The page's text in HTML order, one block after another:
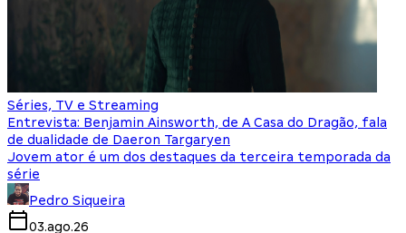
Séries, TV e Streaming
Entrevista: Benjamin Ainsworth, de A Casa do Dragão, fala
de dualidade de Daeron Targaryen
Jovem ator é um dos destaques da terceira temporada da
série
Pedro Siqueira
03.ago.26